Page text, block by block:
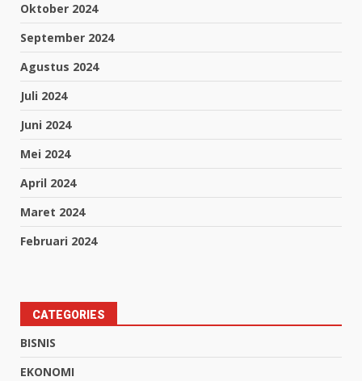
Oktober 2024
September 2024
Agustus 2024
Juli 2024
Juni 2024
Mei 2024
April 2024
Maret 2024
Februari 2024
CATEGORIES
BISNIS
EKONOMI